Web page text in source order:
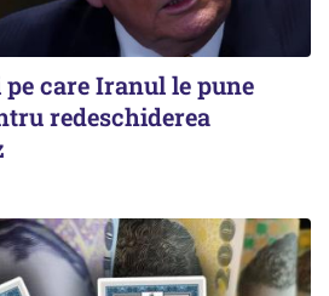
care Iranul le pune
redeschiderea